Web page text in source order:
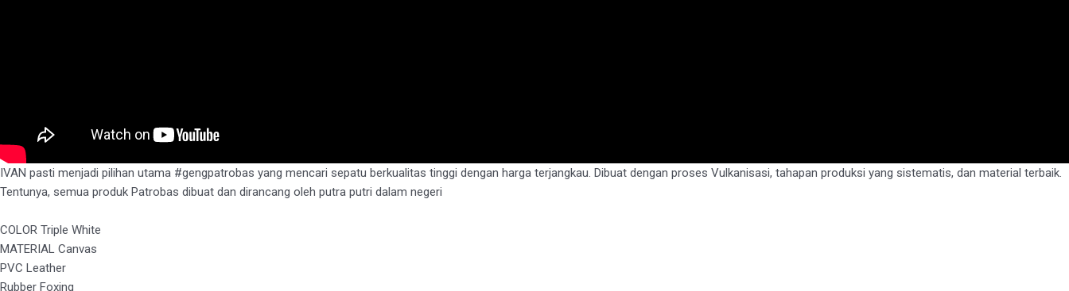
IVAN pasti menjadi pilihan utama #gengpatrobas yang mencari sepatu berkualitas tinggi dengan harga terjangkau. Dibuat dengan proses Vulkanisasi, tahapan produksi yang sistematis, dan material terbaik.
Tentunya, semua produk Patrobas dibuat dan dirancang oleh putra putri dalam negeri
COLOR Triple White
MATERIAL Canvas
PVC Leather
Rubber Foxing